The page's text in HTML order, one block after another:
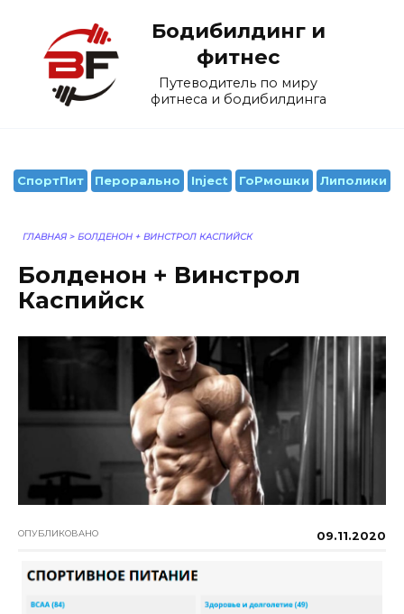
содержанию
Бодибилдинг и
фитнес
Путеводитель по миру
фитнеса и бодибилдинга
СпортПит Перорально Inject ГоРмошки Липолики
ГЛАВНАЯ > БОЛДЕНОН + ВИНСТРОЛ КАСПИЙСК
Болденон + Винстрол
Каспийск
ОПУБЛИКОВАНО 09.11.2020